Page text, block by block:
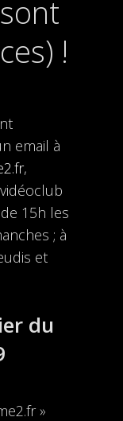
!
email à
,
15h les
; à
et
du
»